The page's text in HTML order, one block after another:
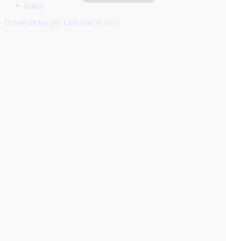
Email
Desenvolvido por LinkAzul ® 2017